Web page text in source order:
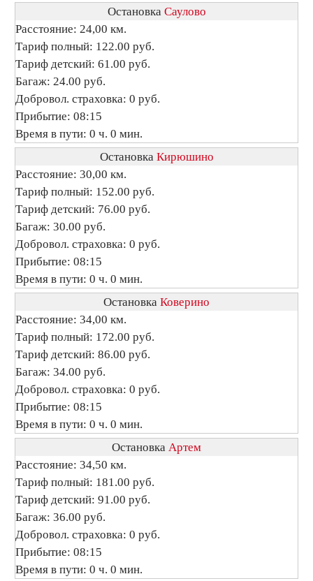
Остановка Саулово
Расстояние: 24,00 км.
Тариф полный: 122.00 руб.
Тариф детский: 61.00 руб.
Багаж: 24.00 руб.
Добровол. страховка: 0 руб.
Прибытие: 08:15
Время в пути: 0 ч. 0 мин.
Остановка Кирюшино
Расстояние: 30,00 км.
Тариф полный: 152.00 руб.
Тариф детский: 76.00 руб.
Багаж: 30.00 руб.
Добровол. страховка: 0 руб.
Прибытие: 08:15
Время в пути: 0 ч. 0 мин.
Остановка Коверино
Расстояние: 34,00 км.
Тариф полный: 172.00 руб.
Тариф детский: 86.00 руб.
Багаж: 34.00 руб.
Добровол. страховка: 0 руб.
Прибытие: 08:15
Время в пути: 0 ч. 0 мин.
Остановка Артем
Расстояние: 34,50 км.
Тариф полный: 181.00 руб.
Тариф детский: 91.00 руб.
Багаж: 36.00 руб.
Добровол. страховка: 0 руб.
Прибытие: 08:15
Время в пути: 0 ч. 0 мин.